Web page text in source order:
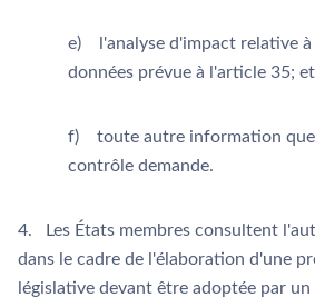
e) l'analyse d'impact relative
données prévue à l'article 35; et
f) toute autre information
contrôle demande.
4. Les États membres consultent
dans le cadre de l'élaboration d'une
législative devant être adoptée par